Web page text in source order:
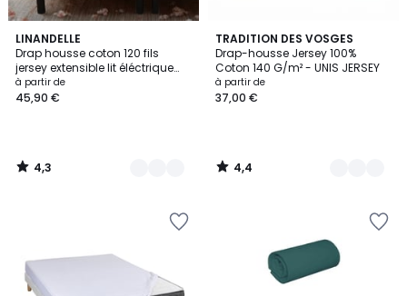
LINANDELLE
Drap housse coton 120 fils
jersey extensible lit éléctrique
PAPILLON
à partir de
45,90 €
4,3
/ 5
4
Couleurs
4,3
/
TRADITION DES VOSGES
Drap-housse Jersey 100%
Coton 140 G/m² - UNIS JERSEY
à partir de
37,00 €
4,4
/ 5
4
Couleurs
4,4
/